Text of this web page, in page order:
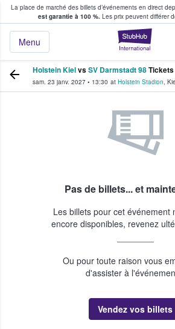
La place de marché des billets d’événements en direct
est garantie à 100 %. Les prix peuvent différer
Menu
fans achètent et vendent
Holstein KielvsSV Darmstadt 98Tickets
sam. 23 janv. 2027 • 13:30 at Holstein Stadion,
Pas de billets... et
Les billets pour cet événement
encore disponibles, revenez
Ou pour toute raison vous
d'assister à
Vendez vos billets